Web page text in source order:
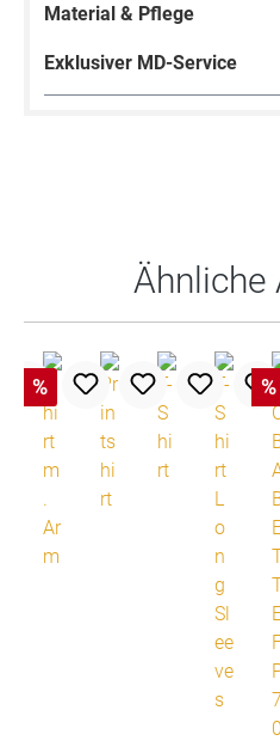
Material & Pflege
Exklusiver MD-Service
Ähnliche
% %